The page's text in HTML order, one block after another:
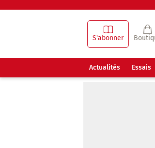
S'abonner
Actualités Essais